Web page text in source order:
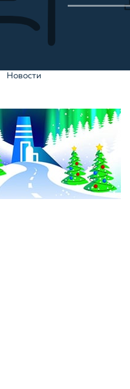
Новости